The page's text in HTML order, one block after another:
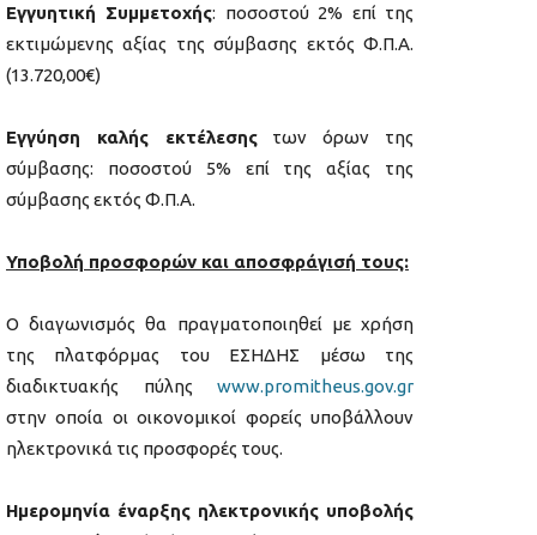
Εγγυητική Συμμετοχής: ποσοστού 2% επί της
εκτιμώμενης αξίας της σύμβασης εκτός Φ.Π.Α.
(13.720,00€)
Εγγύηση καλής εκτέλεσηςτων όρων της
σύμβασης: ποσοστού 5% επί της αξίας της
σύμβασης εκτός Φ.Π.Α.
Υποβολή προσφορών και αποσφράγισή τους:
Ο διαγωνισμός θα πραγματοποιηθεί με χρήση
της πλατφόρμας του ΕΣΗΔΗΣ μέσω της
διαδικτυακής πύλης www.promitheus.gov.gr
στην οποία οι οικονομικοί φορείς υποβάλλουν
ηλεκτρονικά τις προσφορές τους.
Ημερομηνία έναρξης ηλεκτρονικής υποβολής